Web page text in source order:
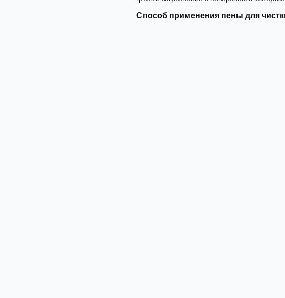
Способ применения пены для